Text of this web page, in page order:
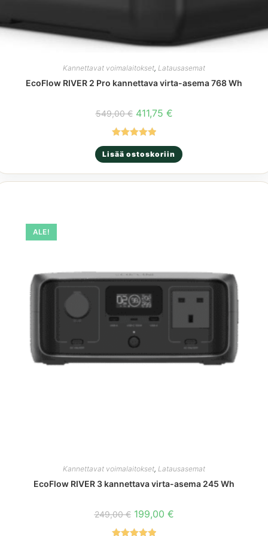
Kannettavat voimalaitokset, Latausasemat
EcoFlow RIVER 2 Pro kannettava virta-asema 768 Wh
549,00€ Alkuperäinen
hinta
oli:
549,00 €.
411,75 €Nykyinen
hinta
Arvostelu
tuotteesta:
Lisää ostoskoriin
ALE!
Kannettavat voimalaitokset, Latausasemat
EcoFlow RIVER 3 kannettava virta-asema 245 Wh
249,00€ Alkuperäinen
hinta
oli:
199,00 €Nykyinen
hinta